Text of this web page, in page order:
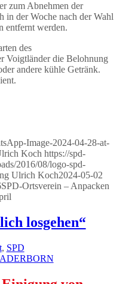
zum Abnehmen der
in der Woche nach der Wahl
entfernt werden.
des
Voigtländer die Belohnung
andere kühle Getränk.
Image-2024-04-28-at-
Koch https://spd-
2016/08/logo-spd-
Ulrich Koch2024-05-02
SPD-Ortsverein – Anpacken
losgehen“
, SPD